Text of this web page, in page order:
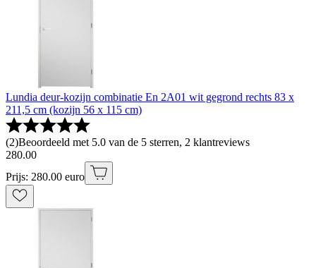
Lundia deur-kozijn combinatie En 2A01 wit gegrond rechts 83 x
211,5 cm (kozijn 56 x 115 cm)
(2)Beoordeeld met 5.0 van de 5 sterren, 2 klantreviews
280.00
Prijs: 280.00 euro